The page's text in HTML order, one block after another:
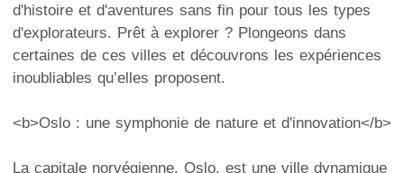
d'histoire et d'aventures sans fin pour tous les types
d'explorateurs. Prêt à explorer ? Plongeons dans
certaines de ces villes et découvrons les expériences
inoubliables qu’elles proposent.
<b>Oslo : une symphonie de nature et d'innovation</b>
La capitale norvégienne, Oslo, est une ville dynamique